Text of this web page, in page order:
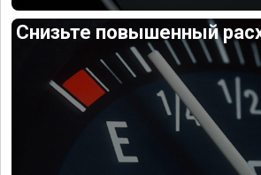
Снизьте повышенный